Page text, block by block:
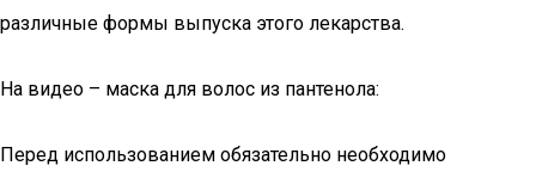
различные формы выпуска этого лекарства.
На видео – маска для волос из пантенола:
Перед использованием обязательно необходимо